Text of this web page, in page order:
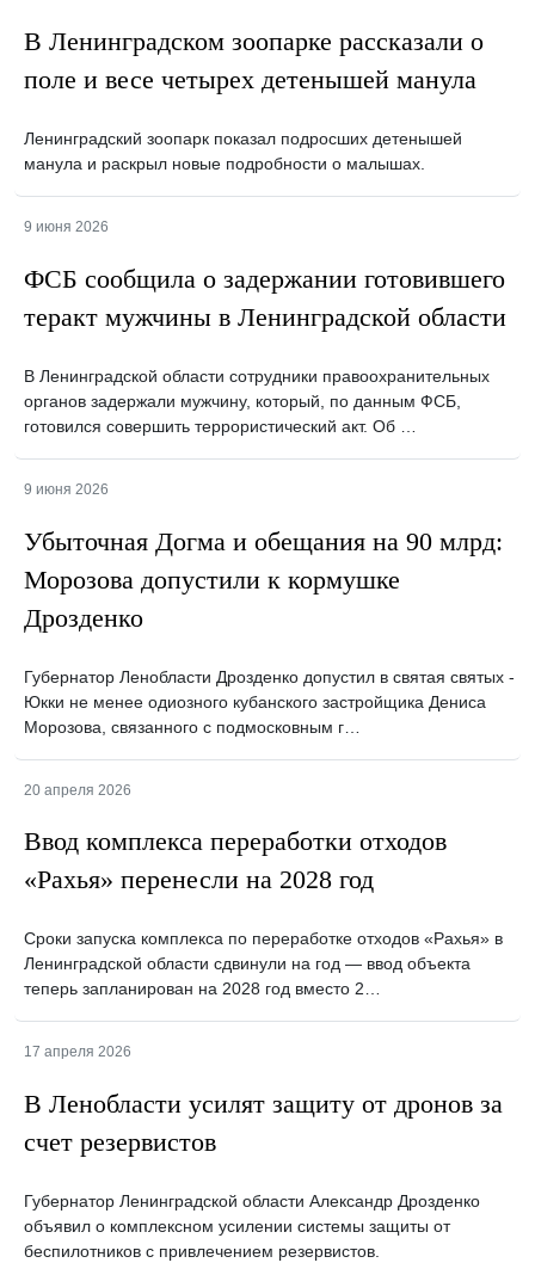
В Ленинградском зоопарке рассказали о
поле и весе четырех детенышей манула
Ленинградский зоопарк показал подросших детенышей
манула и раскрыл новые подробности о малышах.
9 июня 2026
ФСБ сообщила о задержании готовившего
теракт мужчины в Ленинградской области
В Ленинградской области сотрудники правоохранительных
органов задержали мужчину, который, по данным ФСБ,
готовился совершить террористический акт. Об …
9 июня 2026
Убыточная Догма и обещания на 90 млрд:
Морозова допустили к кормушке
Дрозденко
Губернатор Ленобласти Дрозденко допустил в святая святых -
Юкки не менее одиозного кубанского застройщика Дениса
Морозова, связанного с подмосковным г…
20 апреля 2026
Ввод комплекса переработки отходов
«Рахья» перенесли на 2028 год
Сроки запуска комплекса по переработке отходов «Рахья» в
Ленинградской области сдвинули на год — ввод объекта
теперь запланирован на 2028 год вместо 2…
17 апреля 2026
В Ленобласти усилят защиту от дронов за
счет резервистов
Губернатор Ленинградской области Александр Дрозденко
объявил о комплексном усилении системы защиты от
беспилотников с привлечением резервистов.